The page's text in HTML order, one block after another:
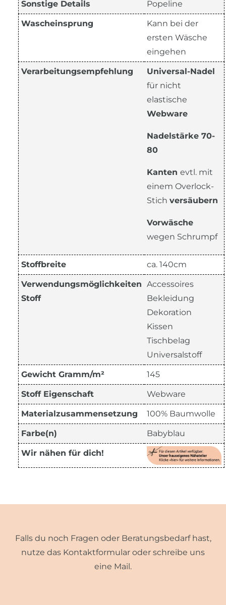
Sonstige Details Popeline
Wascheinsprung
Kann bei der
ersten Wäsche
eingehen
Verarbeitungsempfehlung
Universal-Nadel
für nicht
elastische
Webware
Nadelstärke 70-
80
Kanten evtl. mit
einem Overlock-
Stich versäubern
Vorwäsche
wegen Schrumpf
Stoffbreite ca. 140cm
Verwendungsmöglichkeiten
Stoff
Accessoires
Bekleidung
Dekoration
Kissen
Tischbelag
Universalstoff
Gewicht Gramm/m² 145
Stoff Eigenschaft Webware
Materialzusammensetzung 100% Baumwolle
Farbe(n) Babyblau
Wir nähen für dich!
Falls du noch Fragen oder Beratungsbedarf hast,
nutze das Kontaktformular oder schreibe uns
eine Mail.